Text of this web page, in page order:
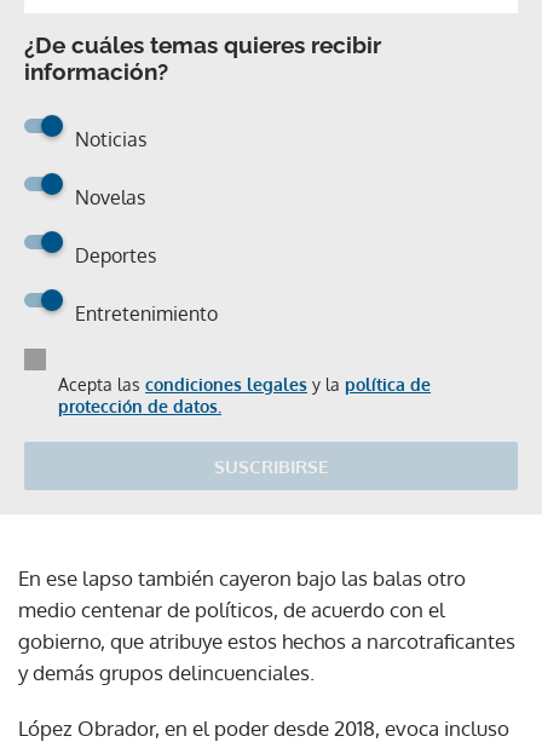
¿De cuáles temas quieres recibir
información?
Noticias
Novelas
Deportes
Entretenimiento
Acepta las condiciones legales y la política de
protección de datos.
SUSCRIBIRSE
En ese lapso también cayeron bajo las balas otro
medio centenar de políticos, de acuerdo con el
gobierno, que atribuye estos hechos a narcotraficantes
y demás grupos delincuenciales.
López Obrador, en el poder desde 2018, evoca incluso